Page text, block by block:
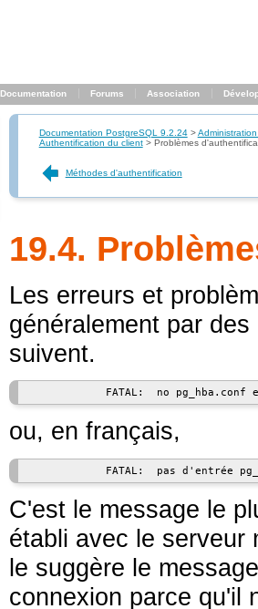
Documentation Forums Association
Documentation PostgreSQL 9.2.24>
Authentification du client> Problèmes
Méthodes d'authentification
19.4.
Les erreurs et
généralement par
suivent.
FATAL:  no pg_hba.conf
ou, en français,
FATAL:  pas d'entrée
C'est le message le
établi avec le serveur
le suggère le
connexion parce qu'il